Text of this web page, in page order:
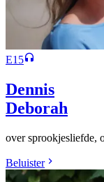
E15
Dennis
Deborah
over sprookjesliefde,
Beluister